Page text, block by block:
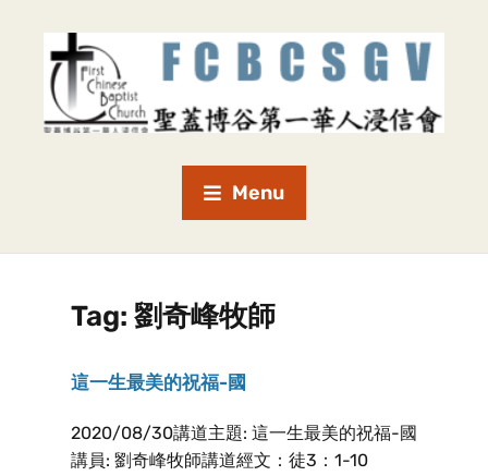
Menu
Tag: 劉奇峰牧師
這一生最美的祝福-國
2020/08/30講道主題: 這一生最美的祝福-國
講員: 劉奇峰牧師講道經文：徒3：1-10